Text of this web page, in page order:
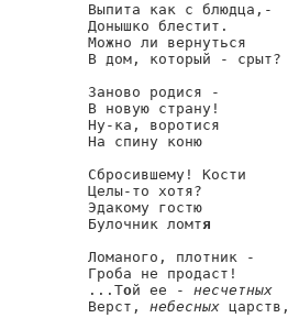
Выпита как с блюдца,-
Донышко блестит.
Можно ли вернуться
В дом, который - срыт?
Заново родися -
В новую страну!
Ну-ка, воротися
На спину коню
Сбросившему! Кости
Целы-то хотя?
Эдакому гостю
Булочник ломтя
Ломаного, плотник -
Гроба не продаст!
...Той ее - несчетных
Верст, небесных царств,